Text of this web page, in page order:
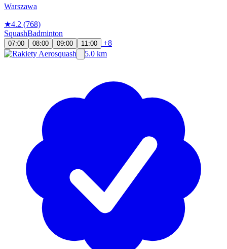
Warszawa
★4.2 (768)
SquashBadminton
07:00 08:00 09:00 11:00
+8
5.0 km